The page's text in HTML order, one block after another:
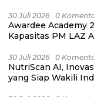
30 Juli 2026 0
Awardee Academy
Kapasitas PM LAZ
Connections
30 Juli 2026 0
NutriScan AI,
yang Siap Wakili